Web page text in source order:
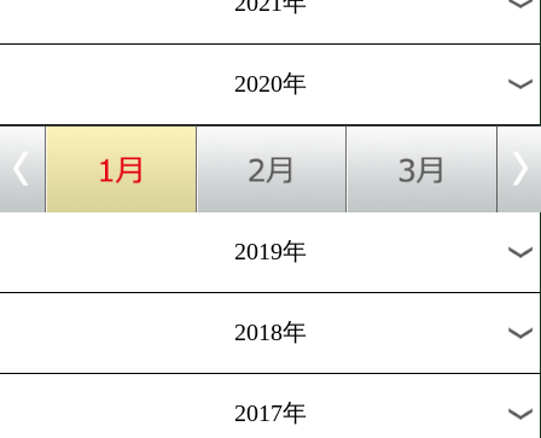
過去のニュース
2026年
2025年
2024年